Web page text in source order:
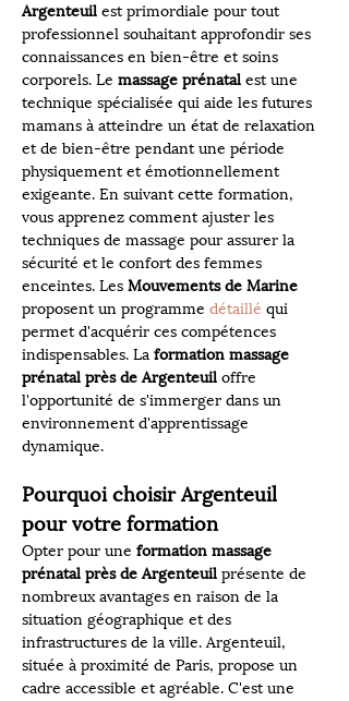
Argenteuil est primordiale pour tout
professionnel souhaitant approfondir ses
connaissances en bien-être et soins
corporels. Le massage prénatal est une
technique spécialisée qui aide les futures
mamans à atteindre un état de relaxation
et de bien-être pendant une période
physiquement et émotionnellement
exigeante. En suivant cette formation,
vous apprenez comment ajuster les
techniques de massage pour assurer la
sécurité et le confort des femmes
enceintes. Les Mouvements de Marine
proposent un programme détaillé qui
permet d'acquérir ces compétences
indispensables. La formation massage
prénatal près de Argenteuil offre
l'opportunité de s'immerger dans un
environnement d'apprentissage
dynamique.
Pourquoi choisir Argenteuil
pour votre formation
Opter pour une formation massage
prénatal près de Argenteuil présente de
nombreux avantages en raison de la
situation géographique et des
infrastructures de la ville. Argenteuil,
située à proximité de Paris, propose un
cadre accessible et agréable. C'est une